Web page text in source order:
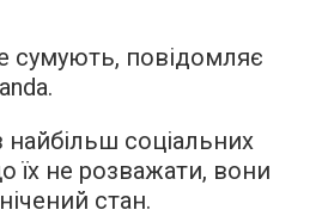
сумують, повідомляє
найбільш соціальних
їх не розважати, вони
стан.